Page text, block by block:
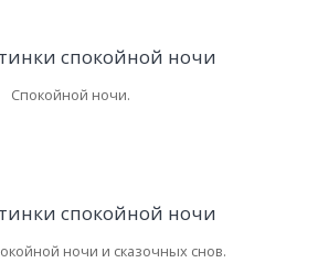
Спокойной ночи.
ночи и сказочных снов.